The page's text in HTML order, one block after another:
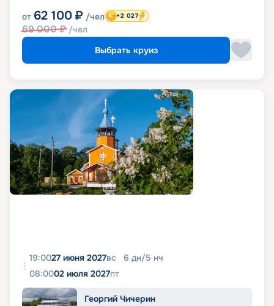
от 62 100 ₽ /чел
69 000₽ /чел
+2 027
Выбрать круиз
19:0027 июня 2027вс 6 дн/5 нч
08:0002 июля 2027пт
Георгий Чичерин